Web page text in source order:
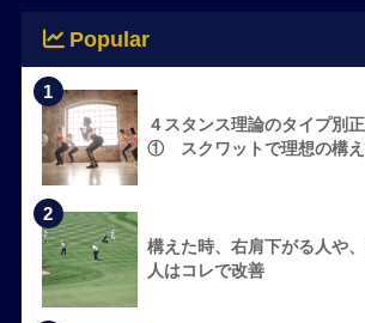
Popular
1
４スタンス理論のタイプ別
① スクワットで理想の構え
2
構えた時、右肩下がる人や
人はコレで改善